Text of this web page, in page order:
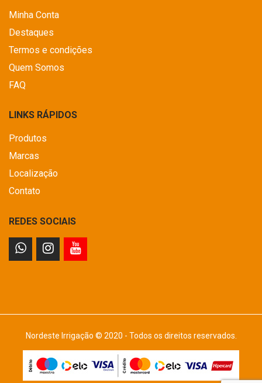
Minha Conta
Destaques
Termos e condições
Quem Somos
FAQ
LINKS RÁPIDOS
Produtos
Marcas
Localização
Contato
REDES SOCIAIS
Nordeste Irrigação © 2020 - Todos os direitos reservados.